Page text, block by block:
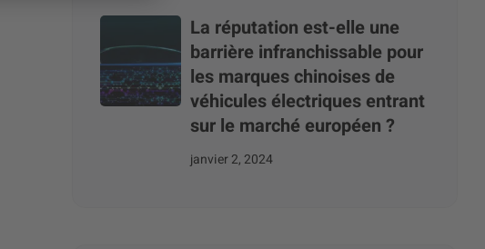
La réputation est-elle une
barrière infranchissable pour
les marques chinoises de
véhicules électriques entrant
sur le marché européen ?
janvier 2, 2024